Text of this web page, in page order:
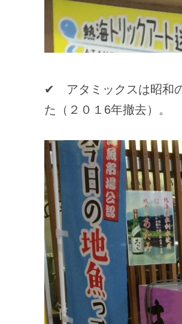
✔ アタミックスは昭和
た（２０１6年撤去）。